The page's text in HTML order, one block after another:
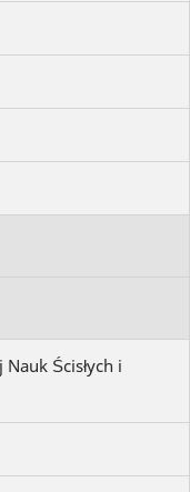
Ścisłych i